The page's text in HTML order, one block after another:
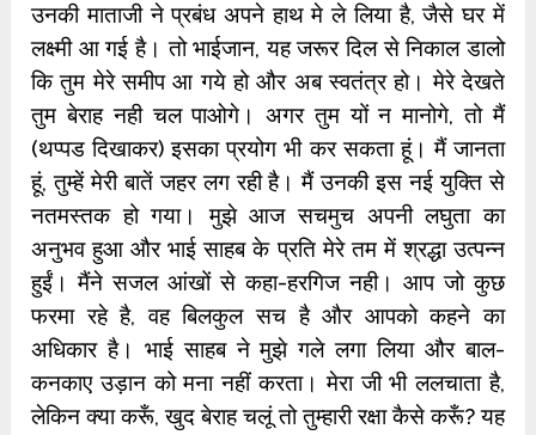
उनकी माताजी ने प्रबंध अपने हाथ मे ले लिया है, जैसे घर में
लक्ष्‍मी आ गई है। तो भाईजान, यह जरूर दिल से निकाल डालो
कि तुम मेरे समीप आ गये हो और अब स्‍वतंत्र हो। मेरे देखते
तुम बेराह नही चल पाओगे। अगर तुम यों न मानोगे, तो मैं
(थप्‍पड दिखाकर) इसका प्रयोग भी कर सकता हूं। मैं जानता
हूं, तुम्‍हें मेरी बातें जहर लग रही है। मैं उनकी इस नई युक्‍ति से
नतमस्‍तक हो गया। मुझे आज सचमुच अपनी लघुता का
अनुभव हुआ और भाई साहब के प्रति मेरे तम में श्रद्धा उत्‍पन्‍न
हुईं। मैंने सजल आंखों से कहा-हरगिज नही। आप जो कुछ
फरमा रहे है, वह बिलकुल सच है और आपको कहने का
अधिकार है। भाई साहब ने मुझे गले लगा लिया और बाल-
कनकाए उड़ान को मना नहीं करता। मेरा जी भी ललचाता है,
लेकिन क्या करूँ, खुद बेराह चलूं तो तुम्हारी रक्षा कैसे करूँ? यह